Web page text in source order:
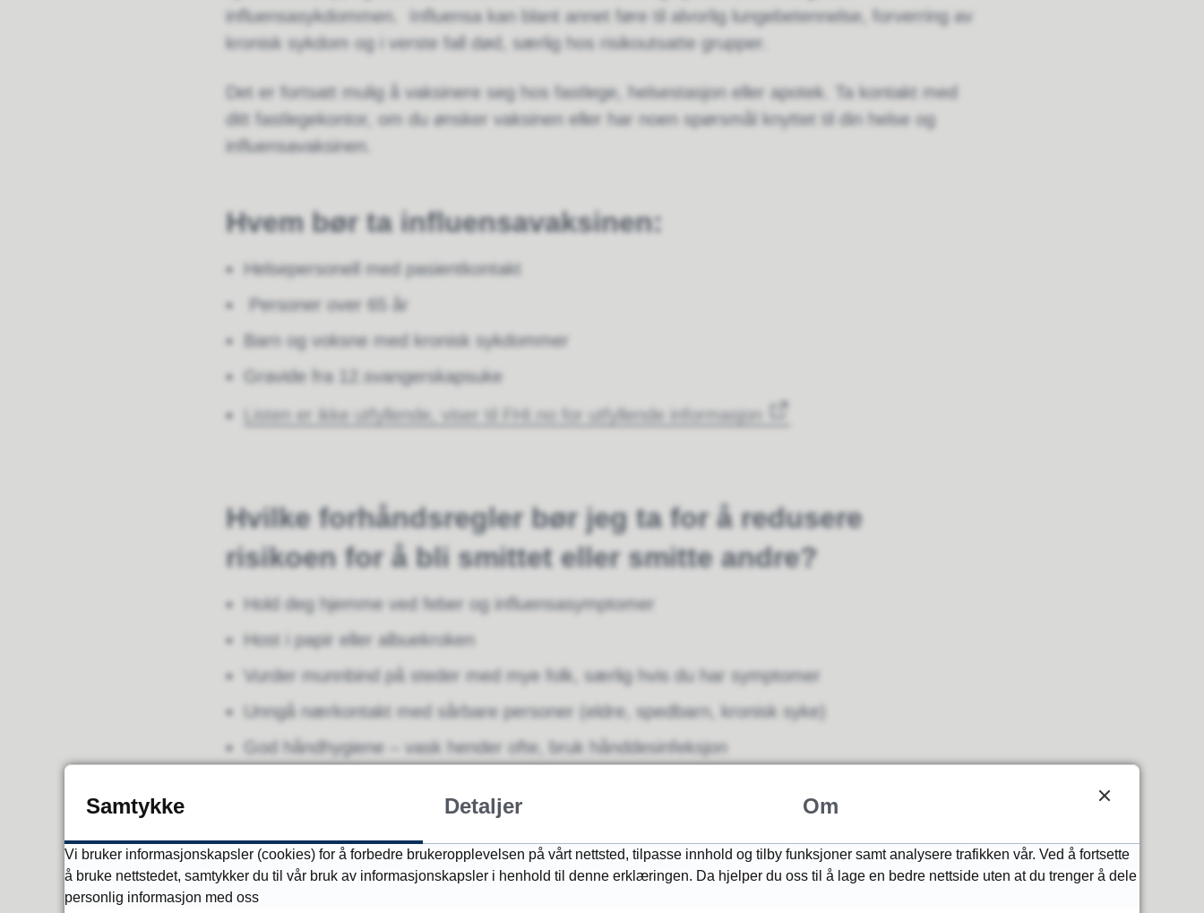
influensasykdommen. Influensa kan blant annet føre til alvorlig lungebetennelse, forverring av
kronisk sykdom og i verste fall død, særlig hos risikoutsatte grupper.
Det er fortsatt mulig å vaksinere seg hos fastlege, helsestasjon eller apotek. Ta kontakt med
ditt fastlegekontor, om du ønsker vaksinen eller har noen spørsmål knyttet til din helse og
influensavaksinen.
Hvem bør ta influensavaksinen:
Helsepersonell med pasientkontakt
Personer over 65 år
Barn og voksne med kronisk sykdommer
Gravide fra 12.svangerskapsuke
Listen er ikke utfyllende, viser til FHI.no for utfyllende informasjon
Hvilke forhåndsregler bør jeg ta for å redusere
risikoen for å bli smittet eller smitte andre?
Hold deg hjemme ved feber og influensasymptomer
Host i papir eller albuekroken
Vurder munnbind på steder med mye folk, særlig hvis du har symptomer
Unngå nærkontakt med sårbare personer (eldre, spedbarn, kronisk syke)
God håndhygiene – vask hender ofte, bruk hånddesinfeksjon
Hvilke symptomer får jeg ved influensa?
Samtykke Detaljer Om
Vi bruker informasjonskapsler (cookies) for å forbedre brukeropplevelsen på vårt nettsted, tilpasse innhold og tilby funksjoner samt analysere trafikken vår. Ved å fortsette
å bruke nettstedet, samtykker du til vår bruk av informasjonskapsler i henhold til denne erklæringen. Da hjelper du oss til å lage en bedre nettside uten at du trenger å dele
personlig informasjon med oss